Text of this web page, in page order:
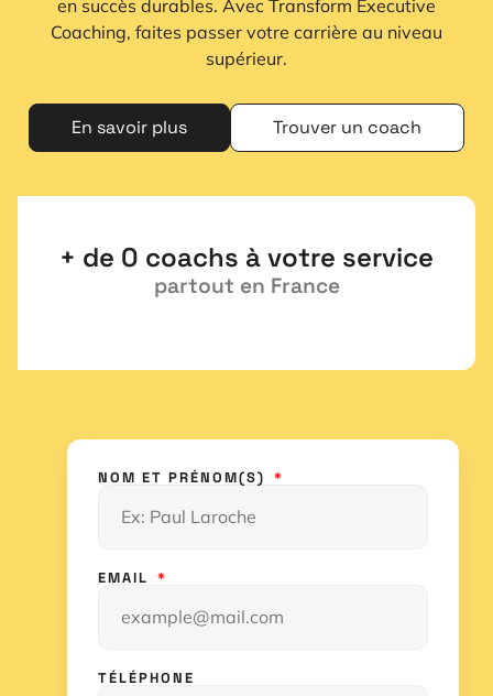
en succès durables. Avec Transform Executive
Coaching, faites passer votre carrière au niveau
supérieur.
En savoir plus Trouver un coach
+ de 0 coachs à votre service
partout en France
NOM ET PRÉNOM(S)
EMAIL
TÉLÉPHONE